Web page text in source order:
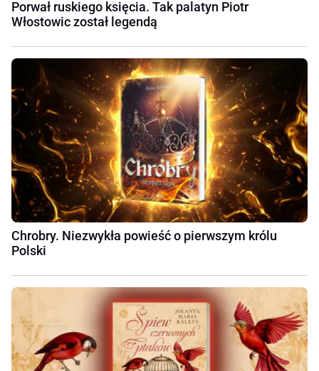
Porwał ruskiego księcia. Tak palatyn Piotr
Włostowic został legendą
Chrobry. Niezwykła powieść o pierwszym królu
Polski